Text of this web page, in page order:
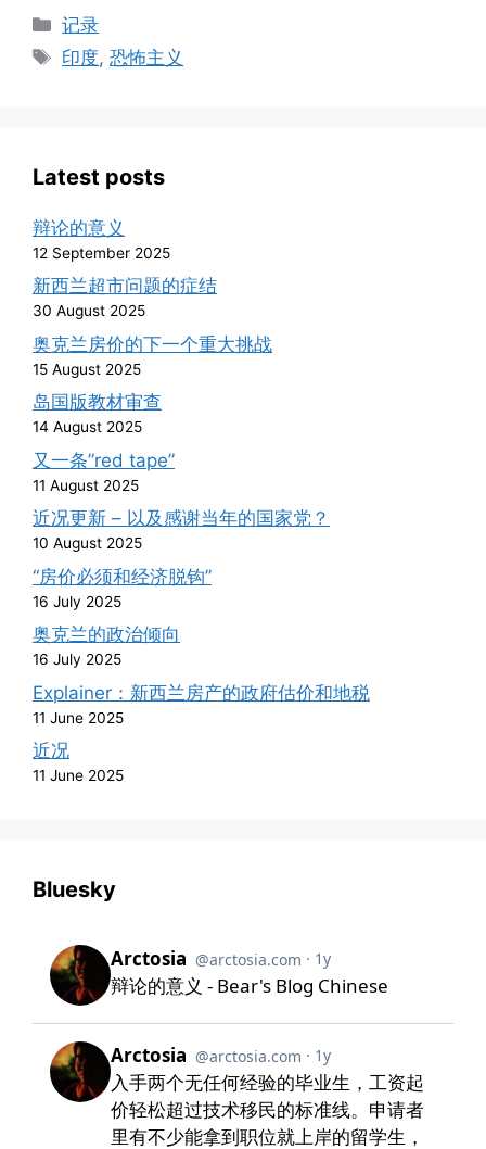
Categories
记录
Tags
印度,恐怖主义
Latest posts
辩论的意义
12 September 2025
新西兰超市问题的症结
30 August 2025
奥克兰房价的下一个重大挑战
15 August 2025
岛国版教材审查
14 August 2025
又一条”red tape”
11 August 2025
近况更新 – 以及感谢当年的国家党？
10 August 2025
“房价必须和经济脱钩”
16 July 2025
奥克兰的政治倾向
16 July 2025
Explainer：新西兰房产的政府估价和地税
11 June 2025
近况
11 June 2025
Bluesky